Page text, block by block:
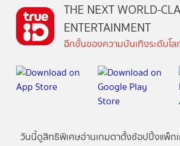
THE NEXT WORLD-
ENTERTAINMENT
อีกขั้นของความบันเทิงระดับโ
วันนี้ดูสิทธิพิเศษอ่านเกมตาตั้งช้อปปิ้งแพ็ก